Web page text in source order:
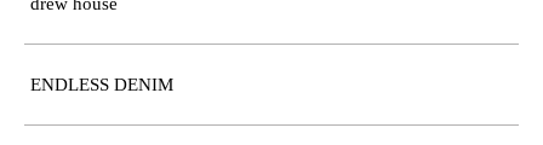
ENDLESS DENIM